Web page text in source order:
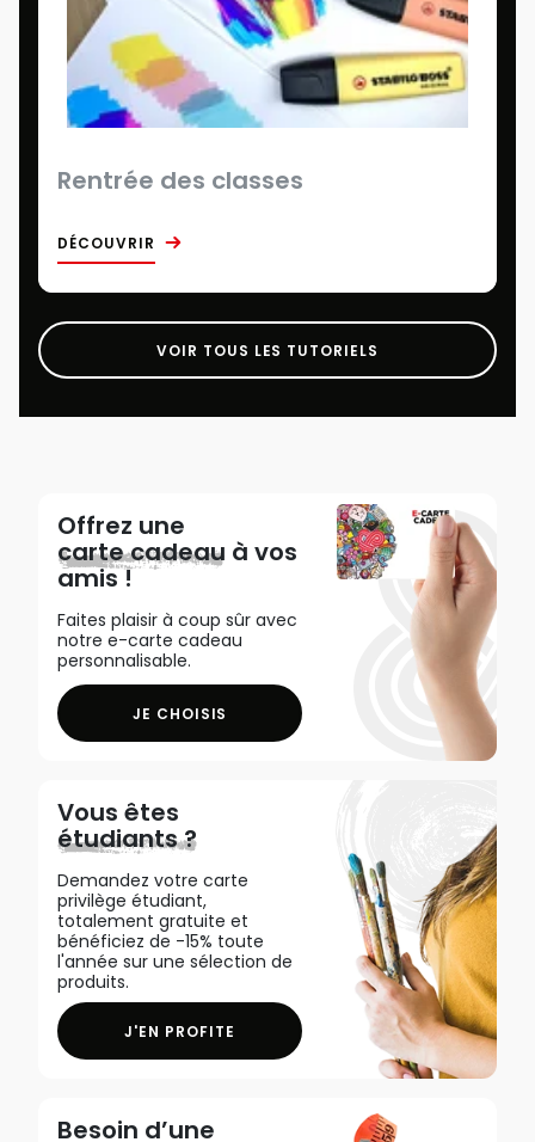
Rentrée des classes
DÉCOUVRIR
VOIR TOUS LES TUTORIELS
Offrez une
carte cadeau à vos
amis !
Faites plaisir à coup sûr avec
notre e-carte cadeau
personnalisable.
JE CHOISIS
Vous êtes
étudiants ?
Demandez votre carte
privilège étudiant,
totalement gratuite et
bénéficiez de -15% toute
l'année sur une sélection de
produits.
J'EN PROFITE
Besoin d’une